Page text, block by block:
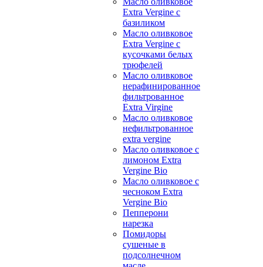
Extra Vergine с
базиликом
Масло оливковое
Extra Vergine с
кусочками белых
трюфелей
Масло оливковое
нерафинированное
фильтрованное
Extra Virgine
Масло оливковое
нефильтрованное
extra vergine
Масло оливковое с
лимоном Extra
Vergine Bio
Масло оливковое с
чесноком Extra
Vergine Bio
Пепперони
нарезка
Помидоры
сушеные в
подсолнечном